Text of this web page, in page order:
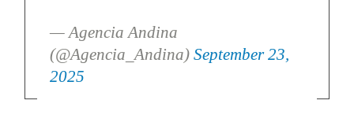
— Agencia Andina
(@Agencia_Andina) September 23,
2025